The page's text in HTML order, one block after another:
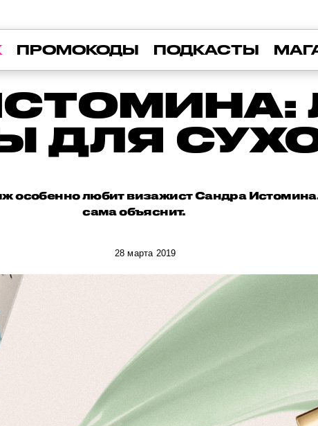
ПРОМОКОДЫ ПОДКАСТЫ
ДЛЯ
особенно любит визажист Сандра
сама объяснит.
28 марта 2019